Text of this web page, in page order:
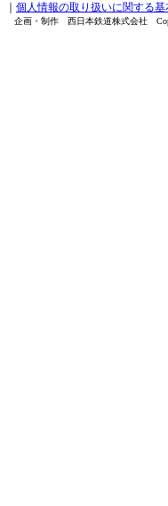
個人情報の取り扱いに関する基
企画・制作 西日本鉄道株式会社